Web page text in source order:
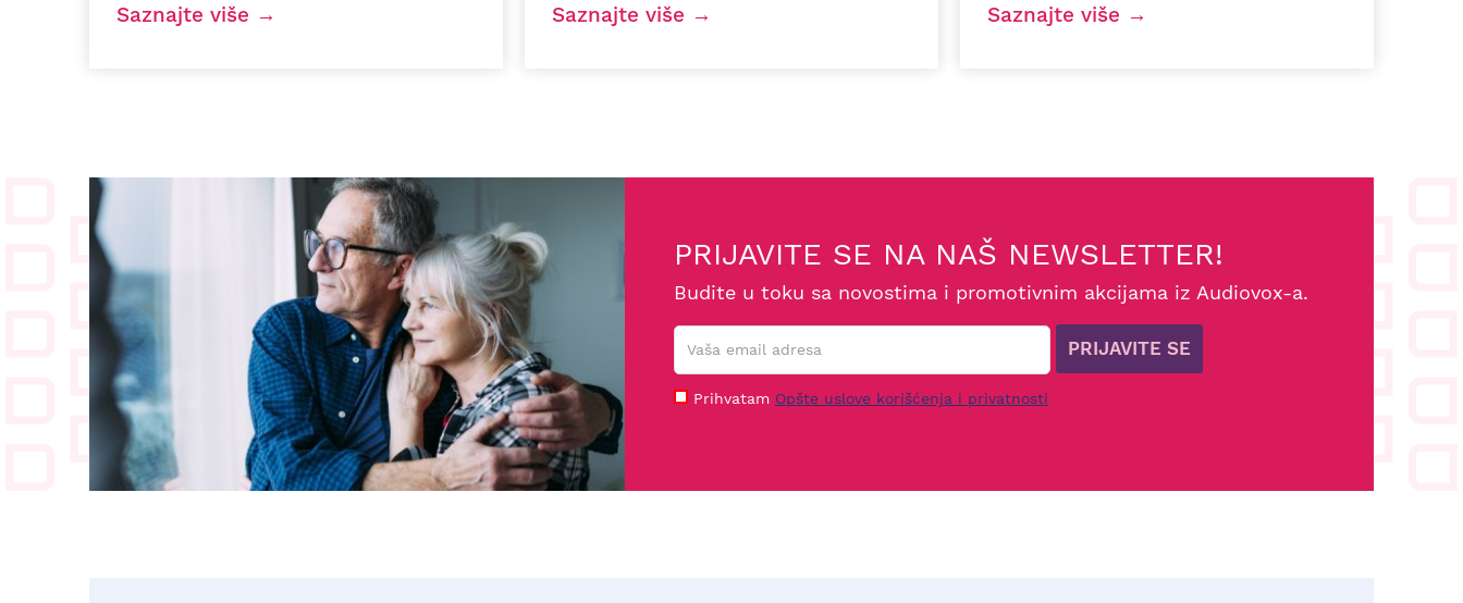
Saznajte više → Saznajte više → Saznajte više →
PRIJAVITE SE NA NAŠ NEWSLETTER!
Budite u toku sa novostima i promotivnim akcijama iz Audiovox-a.
PRIJAVITE SE
Prihvatam Opšte uslove korišćenja i privatnosti